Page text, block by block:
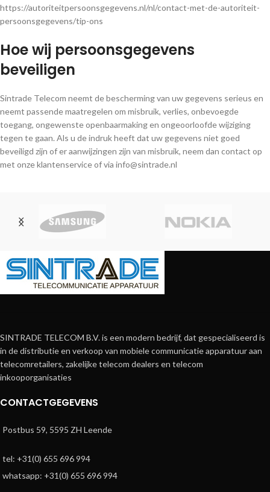
https://autoriteitpersoonsgegevens.nl/nl/contact-met-de-autoriteit-
persoonsgegevens/tip-ons
Hoe wij persoonsgegevens
beveiligen
Sintrade Telecom neemt de bescherming van uw gegevens serieus en
neemt passende maatregelen om misbruik, verlies, onbevoegde
toegang, ongewenste openbaarmaking en ongeoorloofde wijziging
tegen te gaan. Als u de indruk heeft dat uw gegevens niet goed
beveiligd zijn of er aanwijzingen zijn van misbruik, neem dan contact op
met onze klantenservice of via info@sintrade.nl
SINTRADE TELECOM B.V. is een modern bedrijf, dat gespecialiseerd is
in de distributie en verkoop van mobiele communicatie apparatuur aan
telecomretailers, zakelijke telecom dealers en telecom
inkooporganisaties
CONTACTGEGEVENS
Postbus 59, 5595 ZH Leende
tel: +31(0) 655 696 994
whatsapp: +31(0) 655 696 994